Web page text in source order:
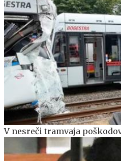
V nesreči tramvaja